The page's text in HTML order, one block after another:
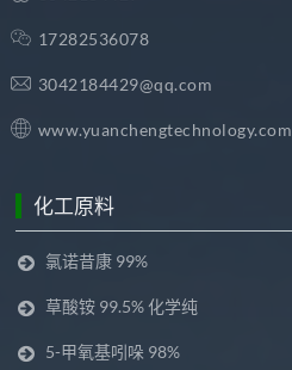
17282536078
3042184429@qq.com
www.yuanchengtechnology.com
化工原料
氯诺昔康 99%
草酸铵 99.5% 化学纯
5-甲氧基吲哚 98%